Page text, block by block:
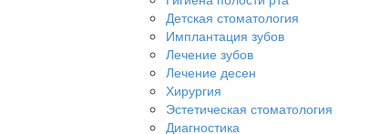
Детская стоматология
Имплантация зубов
Лечение зубов
Лечение десен
Хирургия
Эстетическая стоматология
Диагностика